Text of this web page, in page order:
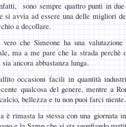
sono sempre quattro punti in
si avvia ad essere una delle migliori
a decollare.
vero che Simeone ha una
ma a me pare che la strada perchè
ancora abbastanza lunga.
occasioni facili in quantità
qualcosa del genere, mentre a
bellezza e tu non puoi farci niente.
è rimasta la stessa con una giornata